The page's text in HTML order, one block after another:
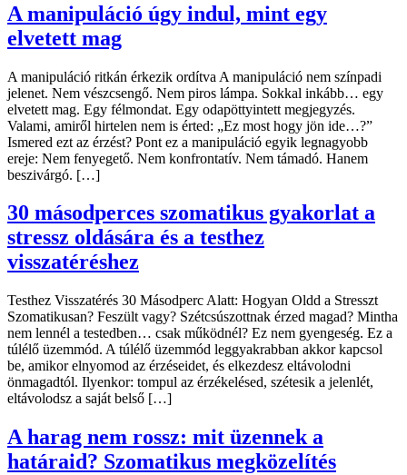
A manipuláció úgy indul, mint egy
elvetett mag
A manipuláció ritkán érkezik ordítva A manipuláció nem színpadi
jelenet. Nem vészcsengő. Nem piros lámpa. Sokkal inkább… egy
elvetett mag. Egy félmondat. Egy odapöttyintett megjegyzés.
Valami, amiről hirtelen nem is érted: „Ez most hogy jön ide…?”
Ismered ezt az érzést? Pont ez a manipuláció egyik legnagyobb
ereje: Nem fenyegető. Nem konfrontatív. Nem támadó. Hanem
beszivárgó. […]
30 másodperces szomatikus gyakorlat a
stressz oldására és a testhez
visszatéréshez
Testhez Visszatérés 30 Másodperc Alatt: Hogyan Oldd a Stresszt
Szomatikusan? Feszült vagy? Szétcsúszottnak érzed magad? Mintha
nem lennél a testedben… csak működnél? Ez nem gyengeség. Ez a
túlélő üzemmód. A túlélő üzemmód leggyakrabban akkor kapcsol
be, amikor elnyomod az érzéseidet, és elkezdesz eltávolodni
önmagadtól. Ilyenkor: tompul az érzékelésed, szétesik a jelenlét,
eltávolodsz a saját belső […]
A harag nem rossz: mit üzennek a
határaid? Szomatikus megközelítés